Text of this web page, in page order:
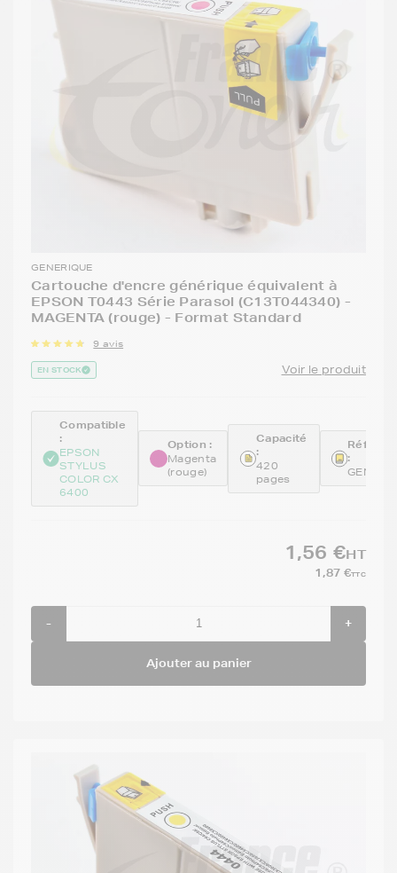
GENERIQUE
Cartouche d'encre générique équivalent à
EPSON T0443 Série Parasol (C13T044340) -
MAGENTA (rouge) - Format Standard
9 avis
EN STOCK Voir le produit
Compatible
:
EPSON
STYLUS
COLOR CX
6400
Option :
Magenta
(rouge)
Capacité
:
420
pages
:
1,56 €HT
1,87 €TTC
- +
Ajouter au panier